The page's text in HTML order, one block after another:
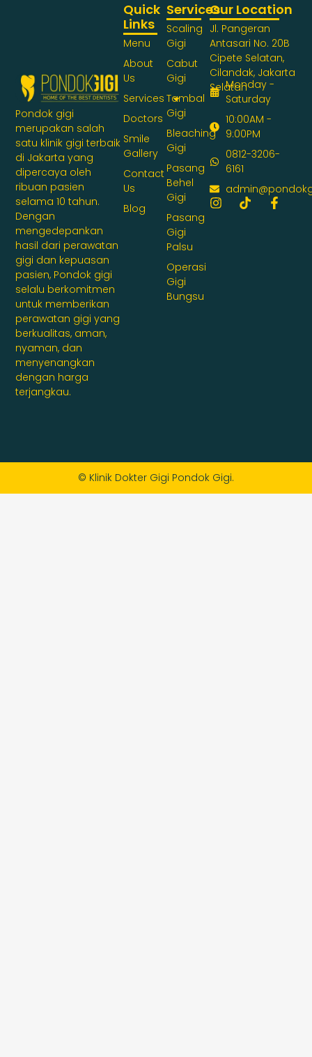
Pondok gigi
merupakan salah
satu klinik gigi terbaik
di Jakarta yang
dipercaya oleh
ribuan pasien
selama 10 tahun.
Dengan
mengedepankan
hasil dari perawatan
gigi dan kepuasan
pasien, Pondok gigi
selalu berkomitmen
untuk memberikan
perawatan gigi yang
berkualitas, aman,
nyaman, dan
menyenangkan
dengan harga
terjangkau.
Services
Scaling
Gigi
Cabut
Gigi
Tambal
Gigi
Bleaching
Gigi
Pasang
Behel
Gigi
Pasang
Gigi
Palsu
Operasi
Gigi
Bungsu
Quick
Links
Menu
About
Us
Services
Doctors
Smile
Gallery
Contact
Us
Blog
Our Location
Jl. Pangeran
Antasari No. 20B
Cipete Selatan,
Cilandak, Jakarta
Selatan
Monday -
Saturday
10:00AM -
9:00PM
0812-3206-
6161
© Klinik Dokter Gigi Pondok Gigi.